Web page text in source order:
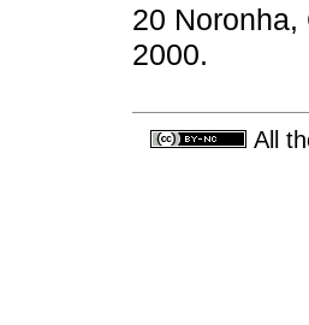
20
2000.
All